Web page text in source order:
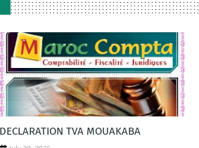
DECLARATION TVA MOUAKABA